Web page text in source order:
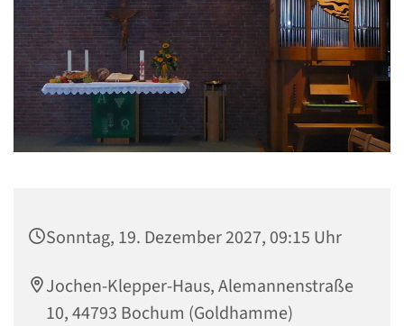
Sonntag, 19. Dezember 2027, 09:15 Uhr
Jochen-Klepper-Haus, Alemannenstraße
10, 44793 Bochum (Goldhamme)